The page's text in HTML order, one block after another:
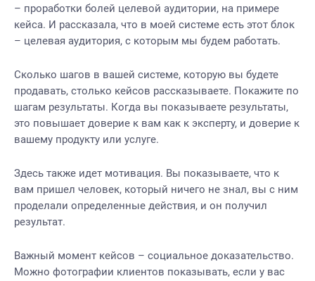
– проработки болей целевой аудитории, на примере
кейса. И рассказала, что в моей системе есть этот блок
– целевая аудитория, с которым мы будем работать.
Сколько шагов в вашей системе, которую вы будете
продавать, столько кейсов рассказываете. Покажите по
шагам результаты. Когда вы показываете результаты,
это повышает доверие к вам как к эксперту, и доверие к
вашему продукту или услуге.
Здесь также идет мотивация. Вы показываете, что к
вам пришел человек, который ничего не знал, вы с ним
проделали определенные действия, и он получил
результат.
Важный момент кейсов – социальное доказательство.
Можно фотографии клиентов показывать, если у вас